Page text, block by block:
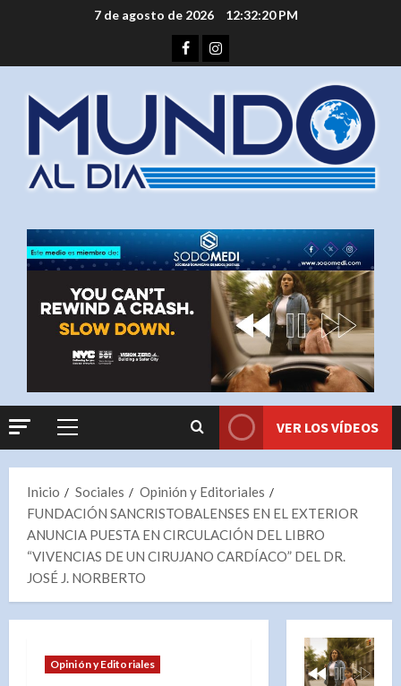
7 de agosto de 2026 12:32:21 PM
FacebookInstagram
Menú
VER LOS VÍDEOS
Inicio Sociales
Opinión y Editoriales
FUNDACIÓN SANCRISTOBALENSES EN EL EXTERIOR
ANUNCIA PUESTA EN CIRCULACIÓN DEL LIBRO
“VIVENCIAS DE UN CIRUJANO CARDÍACO” DEL DR.
JOSÉ J. NORBERTO
Opinión y Editoriales